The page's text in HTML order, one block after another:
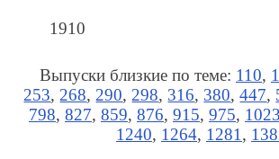
1910
Выпуски близкие по теме: 110,
253,268,290,298, 316, 380,447,
798, 827, 859, 876, 915, 975, 1023
1240, 1264, 1281,